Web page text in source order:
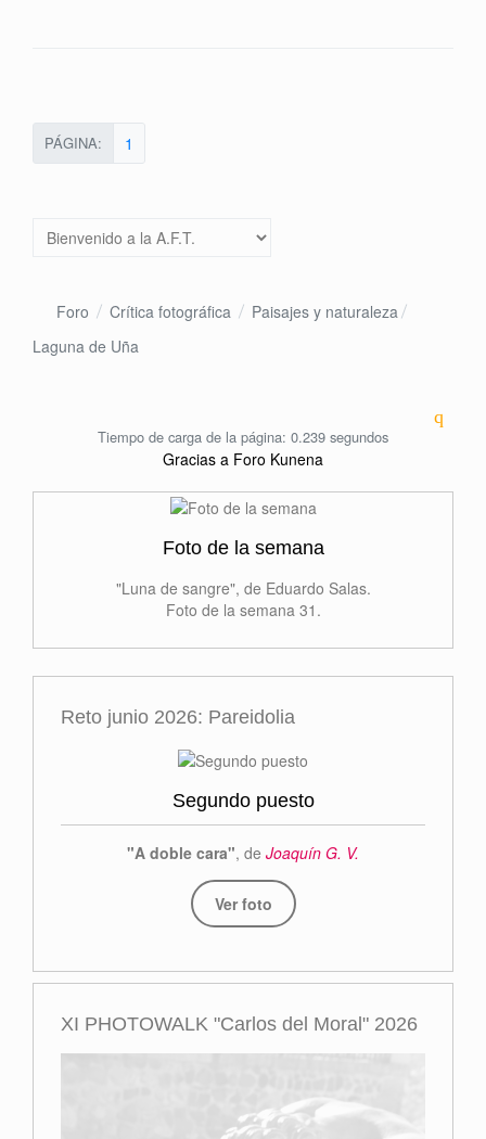
PÁGINA: 1
Foro Crítica fotográfica
Paisajes y naturaleza
Laguna de Uña
Tiempo de carga de la página: 0.239 segundos
Gracias a Foro Kunena
Foto de la semana
"Luna de sangre", de Eduardo Salas.
Foto de la semana 31.
Reto junio 2026: Pareidolia
Segundo puesto
"A doble cara", de Joaquín G. V.
Ver foto
XI PHOTOWALK "Carlos del Moral" 2026